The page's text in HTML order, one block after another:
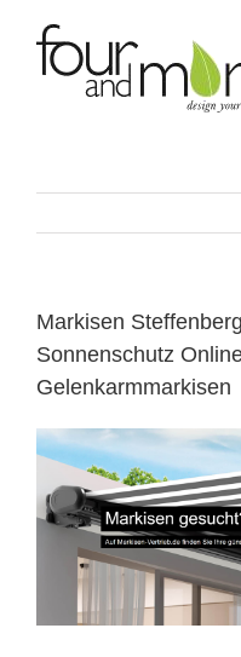
content
Markisen
Sonnenschutz
Gelenkarmmarkisen